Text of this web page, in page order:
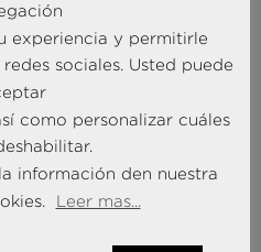
TURISMO & OCIO
experiencia y permitirle
sociales. Usted puede
como personalizar cuáles
información den nuestra
Leer mas...